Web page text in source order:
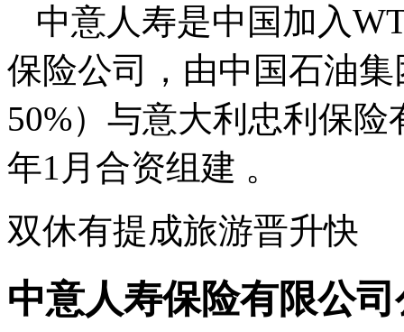
中意人寿是中国加入
保险公司，由中国石油
50%）与意大利忠利保险
年1月合资组建 。
双休有提成旅游晋升快
中意人寿保险有限公